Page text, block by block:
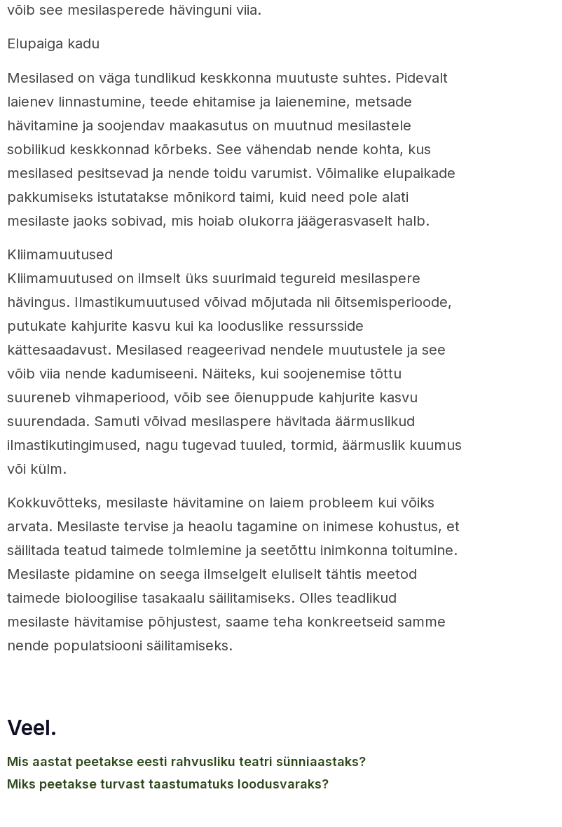
võib see mesilasperede hävinguni viia.
Elupaiga kadu
Mesilased on väga tundlikud keskkonna muutuste suhtes. Pidevalt
laienev linnastumine, teede ehitamise ja laienemine, metsade
hävitamine ja soojendav maakasutus on muutnud mesilastele
sobilikud keskkonnad kõrbeks. See vähendab nende kohta, kus
mesilased pesitsevad ja nende toidu varumist. Võimalike elupaikade
pakkumiseks istutatakse mõnikord taimi, kuid need pole alati
mesilaste jaoks sobivad, mis hoiab olukorra jäägerasvaselt halb.
Kliimamuutused
Kliimamuutused on ilmselt üks suurimaid tegureid mesilaspere
hävingus. Ilmastikumuutused võivad mõjutada nii õitsemisperioode,
putukate kahjurite kasvu kui ka looduslike ressursside
kättesaadavust. Mesilased reageerivad nendele muutustele ja see
võib viia nende kadumiseeni. Näiteks, kui soojenemise tõttu
suureneb vihmaperiood, võib see õienuppude kahjurite kasvu
suurendada. Samuti võivad mesilaspere hävitada äärmuslikud
ilmastikutingimused, nagu tugevad tuuled, tormid, äärmuslik kuumus
või külm.
Kokkuvõtteks, mesilaste hävitamine on laiem probleem kui võiks
arvata. Mesilaste tervise ja heaolu tagamine on inimese kohustus, et
säilitada teatud taimede tolmlemine ja seetõttu inimkonna toitumine.
Mesilaste pidamine on seega ilmselgelt eluliselt tähtis meetod
taimede bioloogilise tasakaalu säilitamiseks. Olles teadlikud
mesilaste hävitamise põhjustest, saame teha konkreetseid samme
nende populatsiooni säilitamiseks.
Veel.
mis aastat peetakse eesti rahvusliku teatri sünniaastaks?
miks peetakse turvast taastumatuks loodusvaraks?